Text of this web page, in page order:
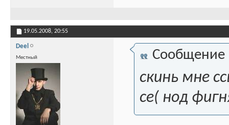
19.05.2008, 20:55
Deel
Местный Сообщение
скинь мне
се( нод